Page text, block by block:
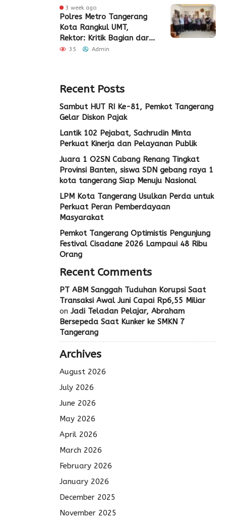
3 week ago
Polres Metro Tangerang
Kota Rangkul UMT,
Rektor: Kritik Bagian dari
Demokrasi
35 Admin
Recent Posts
Sambut HUT RI Ke-81, Pemkot Tangerang
Gelar Diskon Pajak
Lantik 102 Pejabat, Sachrudin Minta
Perkuat Kinerja dan Pelayanan Publik
Juara 1 O2SN Cabang Renang Tingkat
Provinsi Banten, siswa SDN gebang raya 1
kota tangerang Siap Menuju Nasional
LPM Kota Tangerang Usulkan Perda untuk
Perkuat Peran Pemberdayaan
Masyarakat
Pemkot Tangerang Optimistis Pengunjung
Festival Cisadane 2026 Lampaui 48 Ribu
Orang
Recent Comments
PT ABM Sanggah Tuduhan Korupsi Saat
Transaksi Awal Juni Capai Rp6,55 Miliar
on Jadi Teladan Pelajar, Abraham
Bersepeda Saat Kunker ke SMKN 7
Tangerang
Archives
August 2026
July 2026
June 2026
May 2026
April 2026
March 2026
February 2026
January 2026
December 2025
November 2025